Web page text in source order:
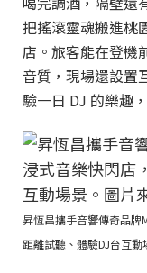
把搖滾靈魂搬進桃
店。旅客能在登機
音質，現場還設置
驗一日 DJ 的樂趣
昇恆昌攜手音響傳奇品牌
距離試聽、體驗DJ台互